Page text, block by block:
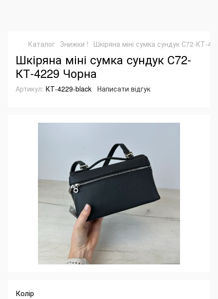
Каталог Знижки ! Шкіряна міні сумка сундук С72-КТ-
Шкіряна міні сумка сундук С72-
КТ-4229 Чорна
Артикул: КТ-4229-black Написати відгук
Колір